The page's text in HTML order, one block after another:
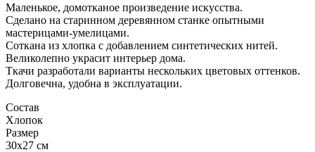
Маленькое, домотканое произведение искусства.
Сделано на старинном деревянном станке опытными
мастерицами-умелицами.
Соткана из хлопка с добавлением синтетических нитей.
Великолепно украсит интерьер дома.
Ткачи разработали варианты нескольких цветовых оттенков.
Долговечна, удобна в эксплуатации.
Состав
Хлопок
Размер
30x27 см